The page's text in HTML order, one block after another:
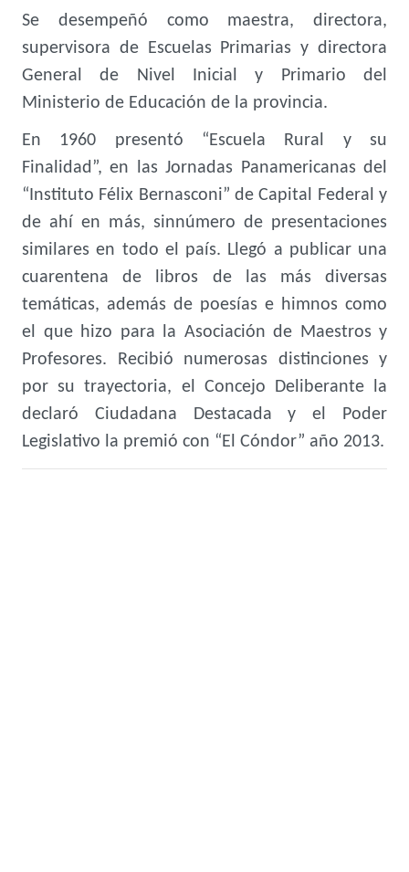
Se desempeñó como maestra, directora,
supervisora de Escuelas Primarias y directora
General de Nivel Inicial y Primario del
Ministerio de Educación de la provincia.
En 1960 presentó “Escuela Rural y su
Finalidad”, en las Jornadas Panamericanas del
“Instituto Félix Bernasconi” de Capital Federal y
de ahí en más, sinnúmero de presentaciones
similares en todo el país. Llegó a publicar una
cuarentena de libros de las más diversas
temáticas, además de poesías e himnos como
el que hizo para la Asociación de Maestros y
Profesores. Recibió numerosas distinciones y
por su trayectoria, el Concejo Deliberante la
declaró Ciudadana Destacada y el Poder
Legislativo la premió con “El Cóndor” año 2013.